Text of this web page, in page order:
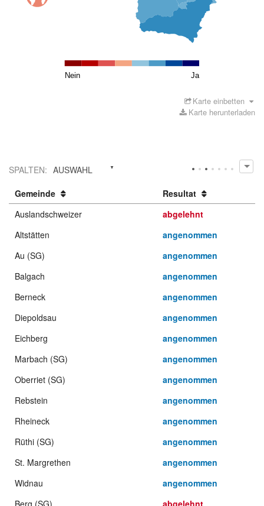
Nein Ja
Karte einbetten
Karte herunterladen
SPALTEN: AUSWAHL
Gemeinde
Resultat
Auslandschweizer
abgelehnt
Altstätten
angenommen
Au (SG)
angenommen
Balgach
angenommen
Berneck
angenommen
Diepoldsau
angenommen
Eichberg
angenommen
Marbach (SG)
angenommen
Oberriet (SG)
angenommen
Rebstein
angenommen
Rheineck
angenommen
Rüthi (SG)
angenommen
St. Margrethen
angenommen
Widnau
angenommen
Berg (SG)
abgelehnt